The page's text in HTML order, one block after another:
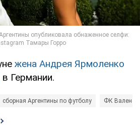
жена Андрея Ярмоленко
в Германии.
сборная Аргентины по футболу ФК